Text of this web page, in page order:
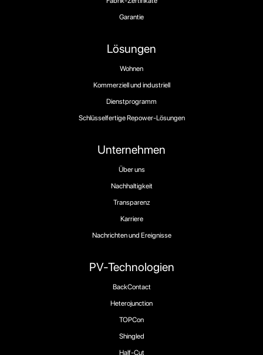
PV-Technologien
BackContact
Heterojunction
TOPCon
Shingled
Half-Cut
Unternehmen
Über uns
Nachhaltigkeit
Transparenz
Karriere
Nachrichten und Ereignisse
Lösungen
Wohnen
Kommerziell und industriell
Dienstprogramm
Schlüsselfertige Repower-Lösungen
Garantie